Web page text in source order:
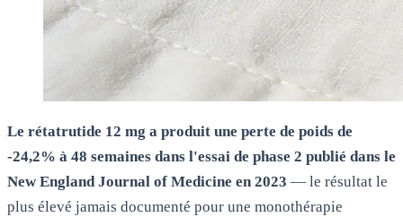
Le rétatrutide 12 mg a produit une perte de poids de
-24,2% à 48 semaines dans l'essai de phase 2 publié dans le
New England Journal of Medicine en 2023 — le résultat le
plus élevé jamais documenté pour une monothérapie